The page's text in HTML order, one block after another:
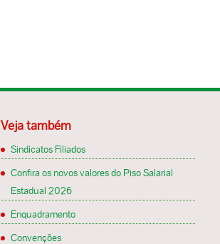
Veja também
Sindicatos Filiados
Confira os novos valores do Piso Salarial
Estadual 2026
Enquadramento
Convenções